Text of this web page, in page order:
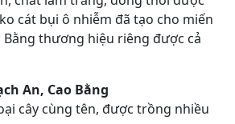
cát bụi ô nhiễm đã tạo cho miến
Bằng thương hiệu riêng được cả
An, Cao Bằng
cây cùng tên, được trồng nhiều